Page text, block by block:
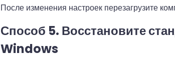
После изменения настроек перезагрузите
Способ 5. Восстановите
Windows